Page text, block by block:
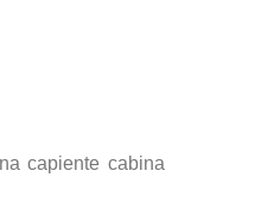
capiente cabina